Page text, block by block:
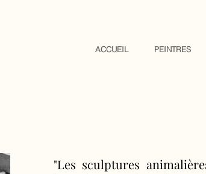
ACCUEIL PEINTRES
"Les sculptures